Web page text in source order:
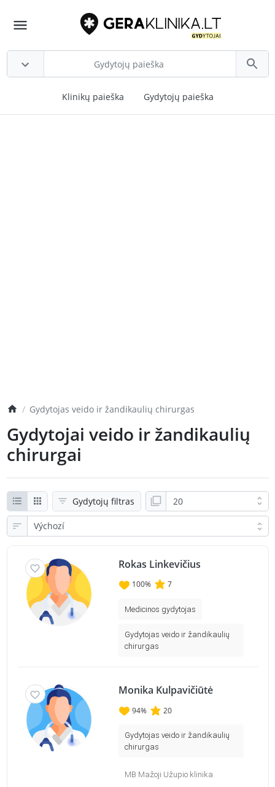
Klinikų paieška Gydytojų paieška
Gydytojas veido ir žandikaulių chirurgas
Gydytojai veido ir žandikaulių
chirurgai
Gydytojų filtras
Rokas Linkevičius
100% 7
Medicinos gydytojas
Gydytojas veido ir žandikaulių
chirurgas
Monika Kulpavičiūtė
94% 20
Gydytojas veido ir žandikaulių
chirurgas
MB Mažoji Užupio klinika